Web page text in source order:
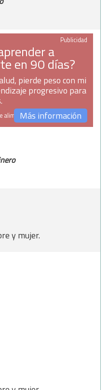
Publicidad
a
en 90 días?
pierde peso con mi
progresivo para
alimentaciónMás información
y mujer.